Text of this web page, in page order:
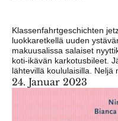
Klassenfahrtgeschichten
luokkaretkellä uuden
makuusalissa salaiset
koti-ikävän karkotusbileet.
lähtevillä koululaisilla. Neljä
24. Januar 2023